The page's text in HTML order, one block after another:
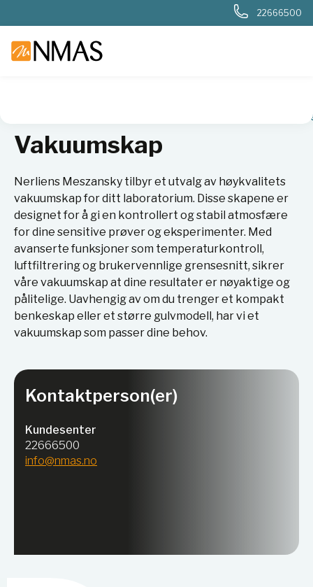
22666500
Varmeskap og
Vakuumskap
Nerliens Meszansky tilbyr et utvalg av høykvalitets
vakuumskap for ditt laboratorium. Disse skapene er
designet for å gi en kontrollert og stabil atmosfære
for dine sensitive prøver og eksperimenter. Med
avanserte funksjoner som temperaturkontroll,
luftfiltrering og brukervennlige grensesnitt, sikrer
våre vakuumskap at dine resultater er nøyaktige og
pålitelige. Uavhengig av om du trenger et kompakt
benkeskap eller et større gulvmodell, har vi et
vakuumskap som passer dine behov.
Kontaktperson(er)
Kundesenter
22666500
info@nmas.no